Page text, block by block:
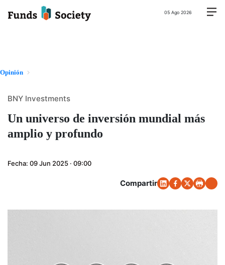
05 Ago 2026
Opinión
Un universo de inversión mundial más
amplio y profundo
BNY Investments
Fecha: 09 Jun 2025 · 09:00
Compartir